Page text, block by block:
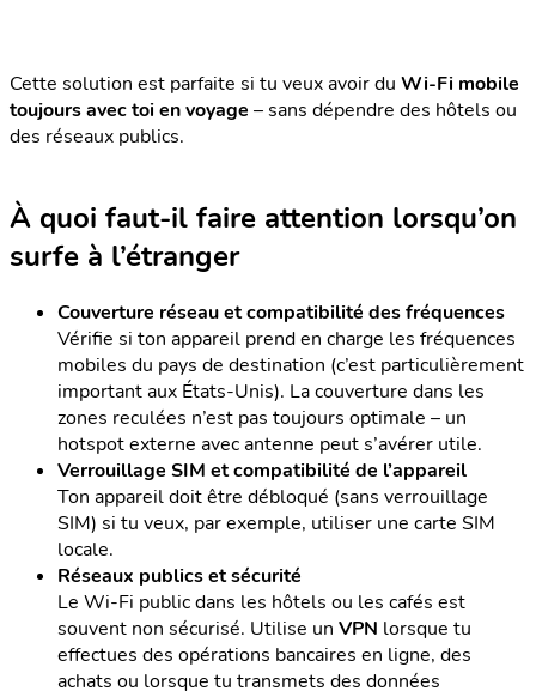
Cette solution est parfaite si tu veux avoir du Wi-Fi mobile
toujours avec toi en voyage – sans dépendre des hôtels ou
des réseaux publics.
À quoi faut-il faire attention lorsqu’on
surfe à l’étranger
Couverture réseau et compatibilité des fréquences
Vérifie si ton appareil prend en charge les fréquences
mobiles du pays de destination (c’est particulièrement
important aux États-Unis). La couverture dans les
zones reculées n’est pas toujours optimale – un
hotspot externe avec antenne peut s’avérer utile.
Verrouillage SIM et compatibilité de l’appareil
Ton appareil doit être débloqué (sans verrouillage
SIM) si tu veux, par exemple, utiliser une carte SIM
locale.
Réseaux publics et sécurité
Le Wi-Fi public dans les hôtels ou les cafés est
souvent non sécurisé. Utilise un VPN lorsque tu
effectues des opérations bancaires en ligne, des
achats ou lorsque tu transmets des données